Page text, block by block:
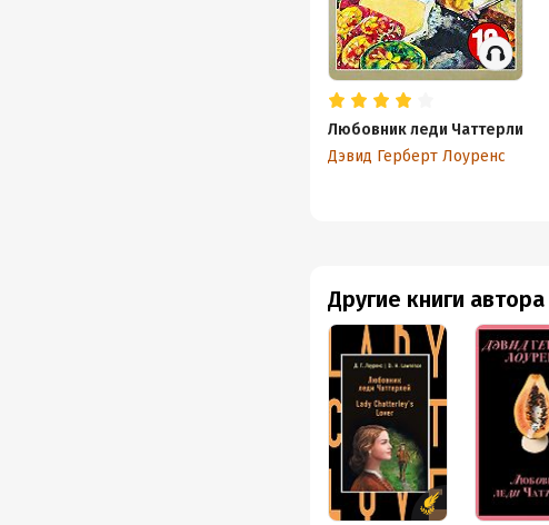
Другие книги автора
Любовник леди Чаттерли
Дэвид Герберт Лоуренс